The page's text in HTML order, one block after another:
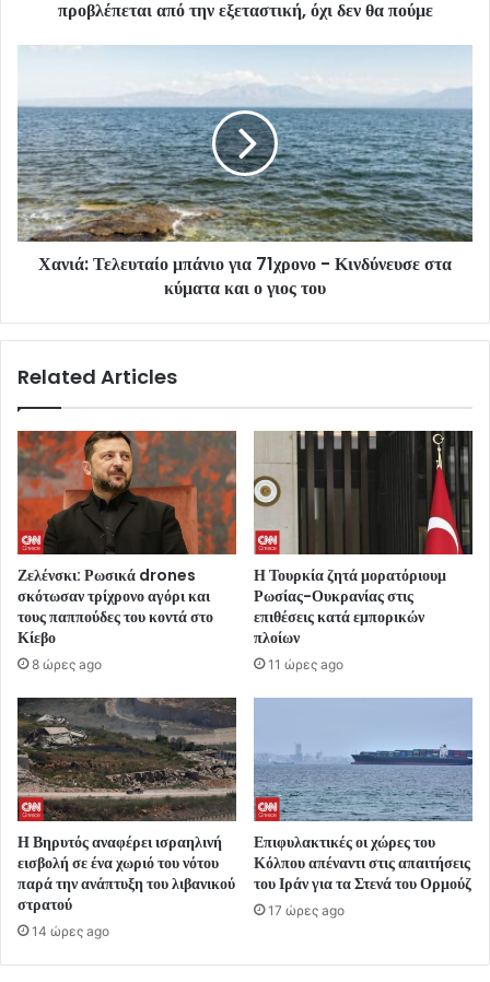
προβλέπεται από την εξεταστική, όχι δεν θα πούμε
Χανιά: Τελευταίο μπάνιο για 71χρονο - Κινδύνευσε στα
κύματα και ο γιος του
Related Articles
Ζελένσκι: Ρωσικά drones
σκότωσαν τρίχρονο αγόρι και
τους παππούδες του κοντά στο
Κίεβο
8 ώρες ago
Η Τουρκία ζητά μορατόριουμ
Ρωσίας-Ουκρανίας στις
επιθέσεις κατά εμπορικών
πλοίων
11 ώρες ago
Η Βηρυτός αναφέρει ισραηλινή
εισβολή σε ένα χωριό του νότου
παρά την ανάπτυξη του λιβανικού
στρατού
14 ώρες ago
Επιφυλακτικές οι χώρες του
Κόλπου απέναντι στις απαιτήσεις
του Ιράν για τα Στενά του Ορμούζ
17 ώρες ago